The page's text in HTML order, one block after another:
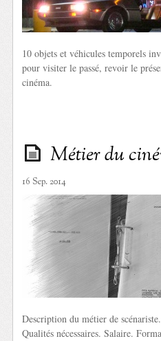
10 objets et véhicules temporels
pour visiter le passé, revoir le
cinéma.
Métier du
16 Sep. 2014
Description du métier de
Qualités nécessaires. Salaire.